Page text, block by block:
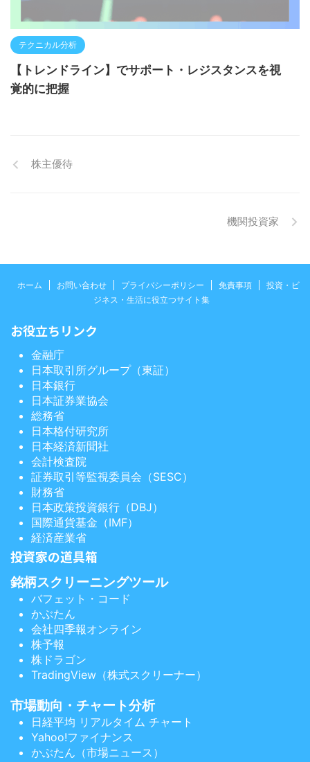
テクニカル分析
【トレンドライン】でサポート・レジスタンスを視
覚的に把握
株主優待
機関投資家
ホーム お問い合わせ プライバシーポリシー 免責事項
投資・ビ
ジネス・生活に役立つサイト集
お役立ちリンク
金融庁
日本取引所グループ（東証）
日本銀行
日本証券業協会
総務省
日本格付研究所
日本経済新聞社
会計検査院
証券取引等監視委員会（SESC）
財務省
日本政策投資銀行（DBJ）
国際通貨基金（IMF）
経済産業省
投資家の道具箱
銘柄スクリーニングツール
バフェット・コード
かぶたん
会社四季報オンライン
株予報
株ドラゴン
TradingView（株式スクリーナー）
市場動向・チャート分析
日経平均 リアルタイム チャート
Yahoo!ファイナンス
かぶたん（市場ニュース）